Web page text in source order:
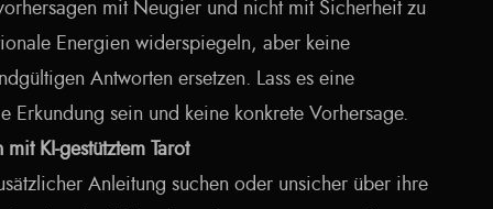
mit Neugier und nicht mit Sicherheit zu
Energien widerspiegeln, aber keine
Antworten ersetzen. Lass es eine
Erkundung sein und keine konkrete Vorhersage.
KI-gestütztem Tarot
Anleitung suchen oder unsicher über ihre